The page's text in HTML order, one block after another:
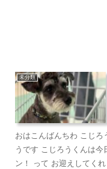
未分類
おはこんばんちわ こじろ
うです こじろうくんは
ン！ って お迎えしてく